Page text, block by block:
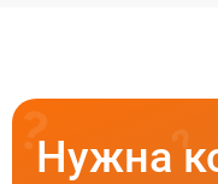
Нужна